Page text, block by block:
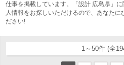
仕事を掲載しています。「設計 広島県」
人情報をお探しいただけるので、あなたに
ださい!
1～50件 (全